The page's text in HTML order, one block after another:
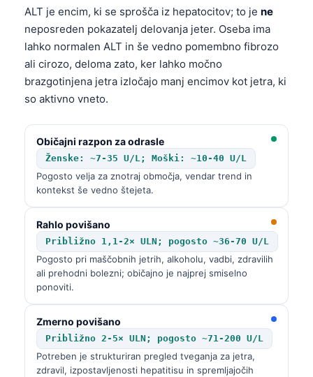
ALT je encim, ki se sprošča iz hepatocitov; to je ne
neposreden pokazatelj delovanja jeter. Oseba ima
lahko normalen ALT in še vedno pomembno fibrozo
ali cirozo, deloma zato, ker lahko močno
brazgotinjena jetra izločajo manj encimov kot jetra, ki
so aktivno vneto.
Običajni razpon za odrasle
Ženske: ~7-35 U/L; Moški: ~10-40 U/L
Pogosto velja za znotraj območja, vendar trend in
kontekst še vedno štejeta.
Rahlo povišano
Približno 1,1-2× ULN; pogosto ~36-70 U/L
Pogosto pri maščobnih jetrih, alkoholu, vadbi, zdravilih
ali prehodni bolezni; običajno je najprej smiselno
ponoviti.
Zmerno povišano
Približno 2-5× ULN; pogosto ~71-200 U/L
Potreben je strukturiran pregled tveganja za jetra,
zdravil, izpostavljenosti hepatitisu in spremljajočih